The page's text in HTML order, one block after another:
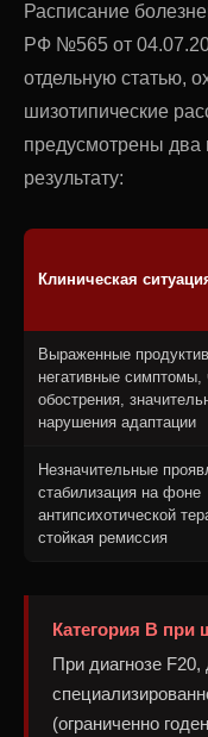
Расписание
РФ №565 от
отдельную статью,
шизотипические
предусмотрены два
результату:
Клиническая
Выраженные
негативные симптомы,
обострения,
нарушения адаптации
Незначительные
стабилизация на фоне
антипсихотической
стойкая ремиссия
Категория В
При диагнозе
(ограниченно